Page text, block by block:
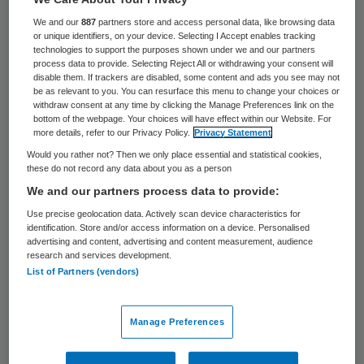
Als de Groningse gemeenten niet snel
besluiten hoe ze thuiszorg gaan inkopen,
dan dreigt TSN Thuiszorg 850 thuishulpen
te ontslaan.
HetDagblad van het Noordenmeldt dat
TSN een brandbrief heeft uitgedaan naar
alle Groningse gemeenten.
Schrappen
Nog geen enkele gemeente heeft
contracten afgesloten of besloten hoe de
thuiszorg wordt ingekocht. Een aantal
We and our887 partners store and access personal data, like browsing data
or unique identifiers, on your device. Selecting I Accept enables tracking
technologies to support the purposes shown under we and our partners
process data to provide. Selecting Reject All or withdrawing your consent will
disable them. If trackers are disabled, some content and ads you see may not
be as relevant to you. You can resurface this menu to change your choices or
withdraw consent at any time by clicking the Manage Preferences link on the
bottom of the webpage. Your choices will have effect within our Website. For
more details, refer to our Privacy Policy.
Privacy Statement
Would you rather not? Then we only place essential and statistical cookies,
these do not record any data about you as a person
We and our partners process data to provide:
Use precise geolocation data. Actively scan device characteristics for
identification. Store and/or access information on a device. Personalised
advertising and content, advertising and content measurement, audience
research and services development.
List of Partners (vendors)
Manage Preferences